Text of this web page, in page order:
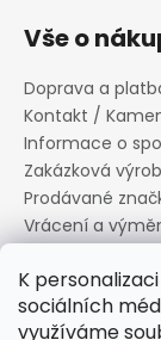
K
sociálních
využíváme
Vše o
Doprava a
Kontakt /
Informace o
Zakázková
Prodávané
Vrácení a
Informace o
Reklamační řád
Obchodní